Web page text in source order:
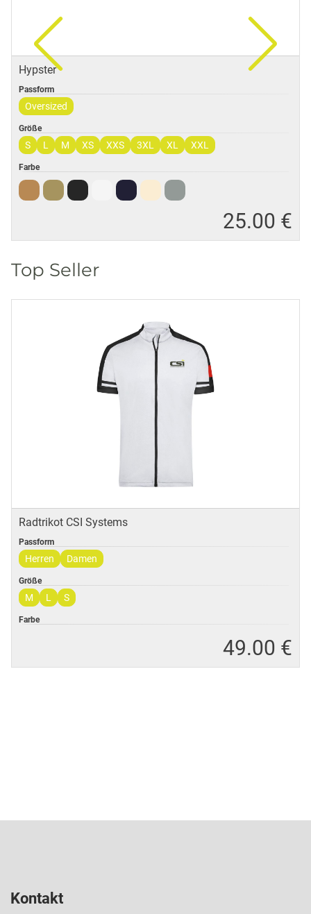
Hypster
Passform
Oversized
Größe
S L M XS XXS 3XL XL XXL
Farbe
25.00 €
Top Seller
Radtrikot CSI Systems
Passform
Herren Damen
Größe
M L S
Farbe
49.00 €
Kontakt